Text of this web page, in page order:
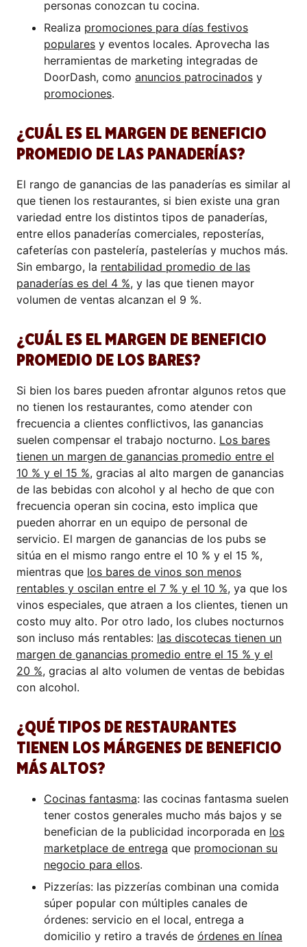
personas conozcan tu cocina.
Realiza promociones para días festivos
populares y eventos locales. Aprovecha las
herramientas de marketing integradas de
DoorDash, como anuncios patrocinados y
promociones.
¿CUÁL ES EL MARGEN DE BENEFICIO
PROMEDIO DE LAS PANADERÍAS?
El rango de ganancias de las panaderías es similar al
que tienen los restaurantes, si bien existe una gran
variedad entre los distintos tipos de panaderías,
entre ellos panaderías comerciales, reposterías,
cafeterías con pastelería, pastelerías y muchos más.
Sin embargo, la rentabilidad promedio de las
panaderías es del 4 %, y las que tienen mayor
volumen de ventas alcanzan el 9 %.
¿CUÁL ES EL MARGEN DE BENEFICIO
PROMEDIO DE LOS BARES?
Si bien los bares pueden afrontar algunos retos que
no tienen los restaurantes, como atender con
frecuencia a clientes conflictivos, las ganancias
suelen compensar el trabajo nocturno. Los bares
tienen un margen de ganancias promedio entre el
10 % y el 15 %, gracias al alto margen de ganancias
de las bebidas con alcohol y al hecho de que con
frecuencia operan sin cocina, esto implica que
pueden ahorrar en un equipo de personal de
servicio. El margen de ganancias de los pubs se
sitúa en el mismo rango entre el 10 % y el 15 %,
mientras que los bares de vinos son menos
rentables y oscilan entre el 7 % y el 10 %, ya que los
vinos especiales, que atraen a los clientes, tienen un
costo muy alto. Por otro lado, los clubes nocturnos
son incluso más rentables: las discotecas tienen un
margen de ganancias promedio entre el 15 % y el
20 %, gracias al alto volumen de ventas de bebidas
con alcohol.
¿QUÉ TIPOS DE RESTAURANTES
TIENEN LOS MÁRGENES DE BENEFICIO
MÁS ALTOS?
Cocinas fantasma: las cocinas fantasma suelen
tener costos generales mucho más bajos y se
benefician de la publicidad incorporada en los
marketplace de entrega que promocionan su
negocio para ellos.
Pizzerías: las pizzerías combinan una comida
súper popular con múltiples canales de
órdenes: servicio en el local, entrega a
domicilio y retiro a través de órdenes en línea